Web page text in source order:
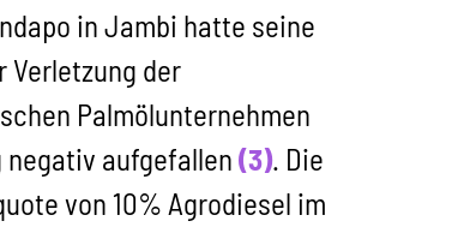
in Jambi hatte seine
Verletzung der
Palmölunternehmen
aufgefallen (3). Die
von 10% Agrodiesel im